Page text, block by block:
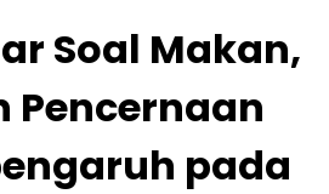
Soal Makan,
Pencernaan
pada